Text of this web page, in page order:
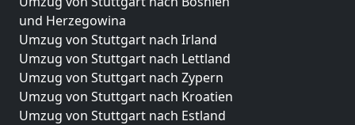
und Herzegowina
Umzug von Stuttgart nach Irland
Umzug von Stuttgart nach Lettland
Umzug von Stuttgart nach Zypern
Umzug von Stuttgart nach Kroatien
Umzug von Stuttgart nach Estland